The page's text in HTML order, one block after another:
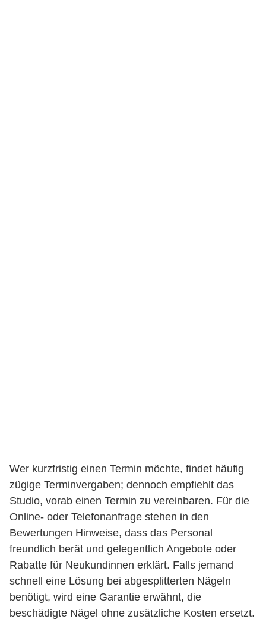
Wer kurzfristig einen Termin möchte, findet häufig
zügige Terminvergaben; dennoch empfiehlt das
Studio, vorab einen Termin zu vereinbaren. Für die
Online- oder Telefonanfrage stehen in den
Bewertungen Hinweise, dass das Personal
freundlich berät und gelegentlich Angebote oder
Rabatte für Neukundinnen erklärt. Falls jemand
schnell eine Lösung bei abgesplitterten Nägeln
benötigt, wird eine Garantie erwähnt, die
beschädigte Nägel ohne zusätzliche Kosten ersetzt.